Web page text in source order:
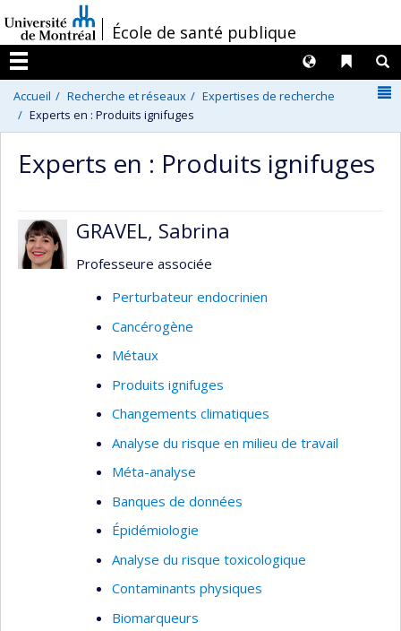
au
contenu
/École de santé publique
Menu
Liens
Langues
Accueil Recherche et réseaux
Expertises de recherche
Experts en : Produits ignifuges
Experts en : Produits ignifuges
GRAVEL, Sabrina
Professeure associée
Perturbateur endocrinien
Cancérogène
Métaux
Produits ignifuges
Changements climatiques
Analyse du risque en milieu de travail
Méta-analyse
Banques de données
Épidémiologie
Analyse du risque toxicologique
Contaminants physiques
Biomarqueurs